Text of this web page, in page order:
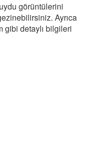
görüntülerini
Ayrıca
gibi detaylı bilgileri